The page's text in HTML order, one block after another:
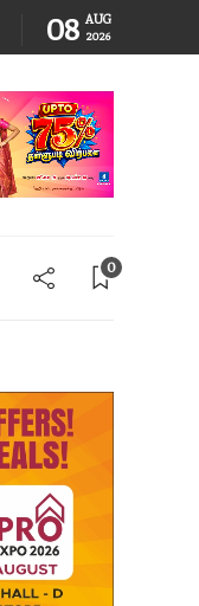
08 AUG
2026
0